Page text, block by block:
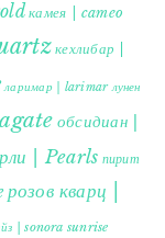
камея | cameo
кехлибар |
ларимар | larimar лунен
обсидиан |
| Pearls пирит |
розов кварц |
| sonora sunrise